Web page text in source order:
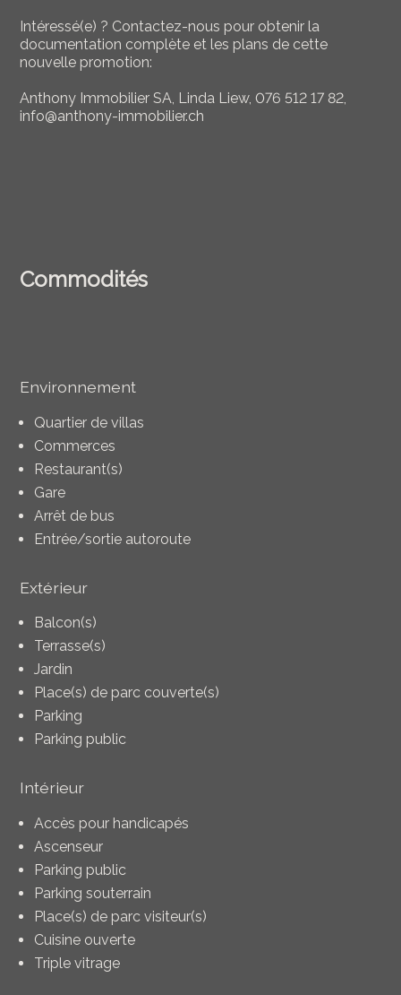
Intéressé(e) ? Contactez-nous pour obtenir la
documentation complète et les plans de cette
nouvelle promotion:
Anthony Immobilier SA, Linda Liew, 076 512 17 82,
info@anthony-immobilier.ch
Commodités
Environnement
Quartier de villas
Commerces
Restaurant(s)
Gare
Arrêt de bus
Entrée/sortie autoroute
Extérieur
Balcon(s)
Terrasse(s)
Jardin
Place(s) de parc couverte(s)
Parking
Parking public
Intérieur
Accès pour handicapés
Ascenseur
Parking public
Parking souterrain
Place(s) de parc visiteur(s)
Cuisine ouverte
Triple vitrage